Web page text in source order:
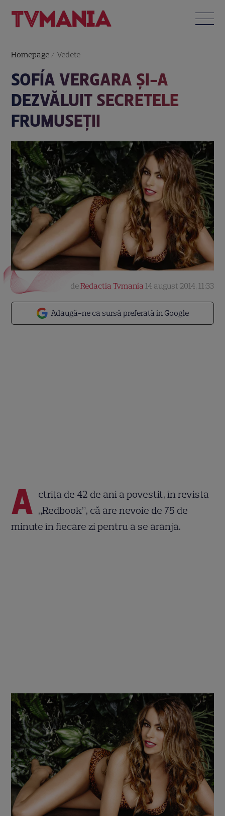
Homepage /Vedete
SOFÍA VERGARA ŞI-A
DEZVĂLUIT SECRETELE
FRUMUSEŢII
Adaugă-ne ca sursă preferată în Google
deRedactia Tvmania 14 august 2014, 11:33
A ctriţa de 42 de ani a povestit, în revista
„Redbook”, că are nevoie de 75 de
minute în fiecare zi pentru a se aranja.